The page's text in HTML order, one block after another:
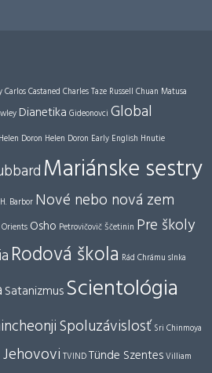
Carlos Castaned Charles Taze Russell Chuan Matusa
Dianetika Gideonovci Global
Helen Doron Helen Doron Early English Hnutie
Mariánske sestry
Barbor Nové nebo nová zem
Osho Petrovičovič Ščetinin Pre školy
Rodová škola Rád Chrámu slnka
SatanizmusScientológia
Spoluzávislosť Sri Chinmoya
TVINDTünde SzentesVilliam